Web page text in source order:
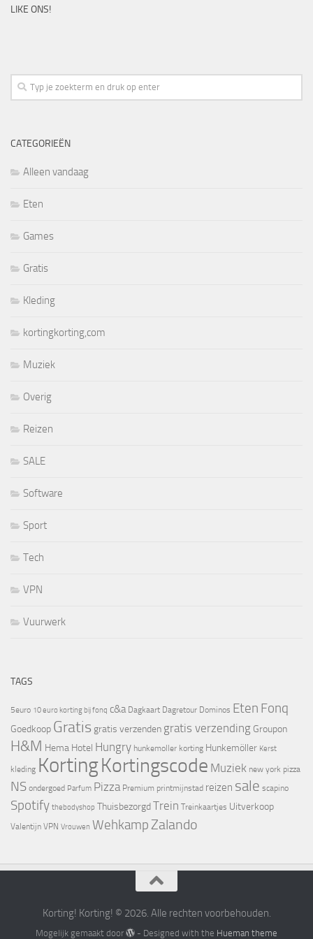
LIKE ONS!
CATEGORIEËN
Alleen vandaag
Eten
Games
Gratis
Kleding
kortingkorting,com
Muziek
Overig
Reizen
SALE
Software
Sport
Tech
VPN
Vuurwerk
TAGS
5euro 10 euro korting bij fonq c&a Dagkaart Dagretour Dominos Eten Fonq
Goedkoop Gratis gratis verzenden gratis verzending Groupon
H&M Hema Hotel Hungry hunkemoller korting Hunkemöller Kerst
kleding KortingKortingscode Muziek new york pizza
NS ondergoed Parfum Pizza Premium printmijnstad reizen sale scapino
Spotify thebodyshop ThuisbezorgdTrein Treinkaartjes Uitverkoop
Valentijn VPN Vrouwen Wehkamp Zalando
Korting! Korting! © 2026. Alle rechten voorbehouden.
Mogelijk gemaakt door - Designed with the Hueman theme